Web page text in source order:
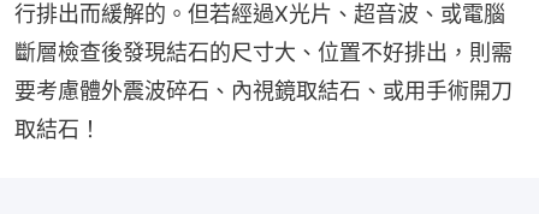
行排出而緩解的。但若經過X光片、超音波、或電腦
斷層檢查後發現結石的尺寸大、位置不好排出，則需
要考慮體外震波碎石、內視鏡取結石、或用手術開刀
取結石！